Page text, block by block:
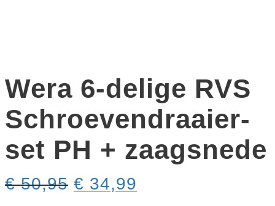
Wera 6-delige RVS
Schroeven­draaier­
set PH + zaagsnede
€50,95 Oorspronkelijke
prijs
€ 34,99
prijs